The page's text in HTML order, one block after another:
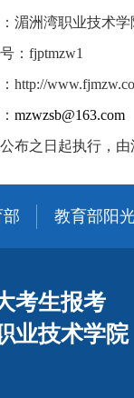
湄洲湾职业技术学
： fjptmzw1
http://
： mzwzsb@163.com
布之日起执行，由
教育部阳
考生报考
业技术学院